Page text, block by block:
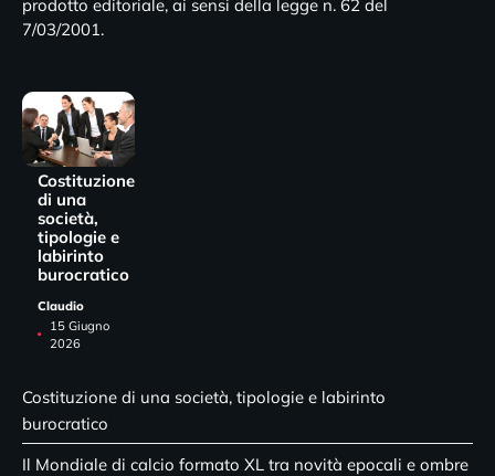
prodotto editoriale, ai sensi della legge n. 62 del
7/03/2001.
Costituzione
di una
società,
tipologie e
labirinto
burocratico
Claudio
15 Giugno
2026
Costituzione di una società, tipologie e labirinto
burocratico
Il Mondiale di calcio formato XL tra novità epocali e ombre